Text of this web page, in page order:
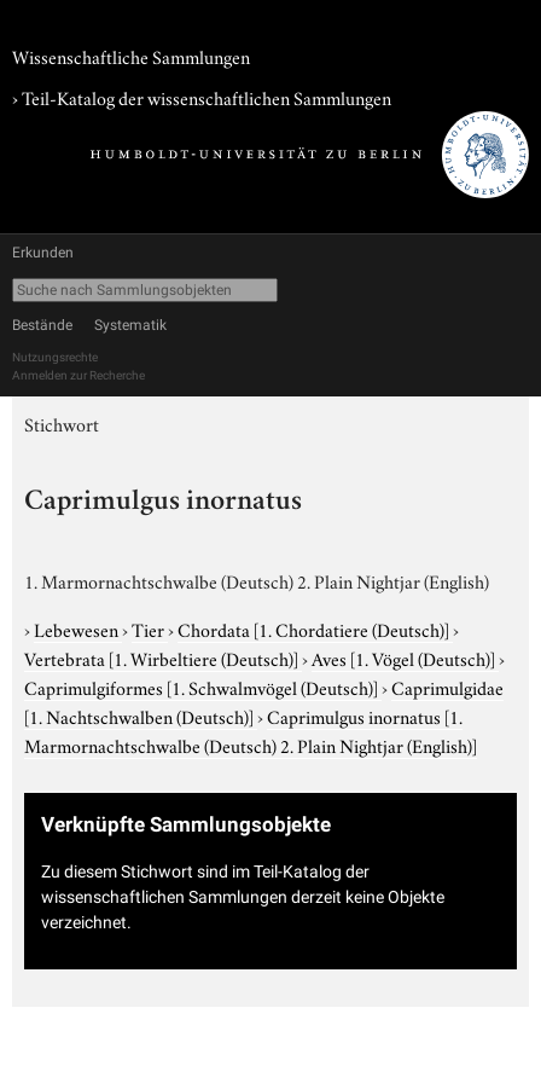
Wissenschaftliche Sammlungen
› Teil-Katalog der wissenschaftlichen Sammlungen
Erkunden
Bestände Systematik
Nutzungsrechte
Anmelden zur Recherche
Stichwort
Caprimulgus inornatus
1. Marmornachtschwalbe (Deutsch) 2. Plain Nightjar (English)
›Lebewesen›Tier›Chordata [1. Chordatiere (Deutsch)]›
Vertebrata [1. Wirbeltiere (Deutsch)]›Aves [1. Vögel (Deutsch)]›
Caprimulgiformes [1. Schwalmvögel (Deutsch)]›Caprimulgidae
[1. Nachtschwalben (Deutsch)]›Caprimulgus inornatus [1.
Marmornachtschwalbe (Deutsch) 2. Plain Nightjar (English)]
Verknüpfte Sammlungsobjekte
Zu diesem Stichwort sind im Teil-Katalog der
wissenschaftlichen Sammlungen derzeit keine Objekte
verzeichnet.